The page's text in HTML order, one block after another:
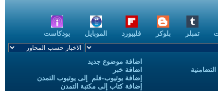
تمبلر بلوكر فليبورد الموبايل بودكاست
اضافة موضوع جديد
اضافة خبر
إضافة يوتيوب-فلم إلى يوتيوب التمدن
إضافة كتاب إلى مكتبة التمدن